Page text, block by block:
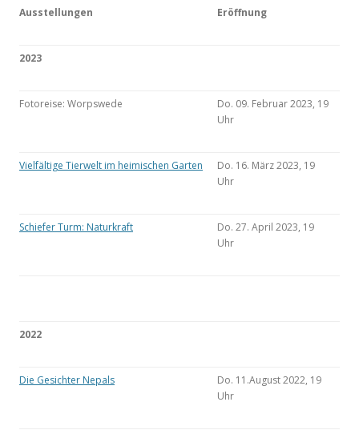
Ausstellungen Eröffnung
2023
Fotoreise: Worpswede
Do. 09. Februar 2023, 19
Uhr
Vielfältige Tierwelt im heimischen Garten
Do. 16. März 2023, 19
Uhr
Schiefer Turm: Naturkraft
Do. 27. April 2023, 19
Uhr
2022
Die Gesichter Nepals
Do. 11.August 2022, 19
Uhr